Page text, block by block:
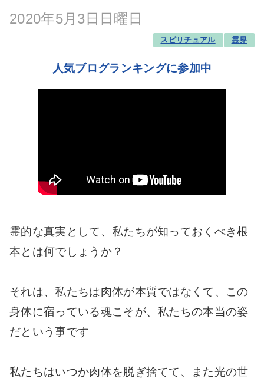
2020年5月3日日曜日
スピリチュアル 霊界
人気ブログランキングに参加中
霊的な真実として、私たちが知っておくべき根
本とは何でしょうか？
それは、私たちは肉体が本質ではなくて、この
身体に宿っている魂こそが、私たちの本当の姿
だという事です
私たちはいつか肉体を脱ぎ捨てて、また光の世